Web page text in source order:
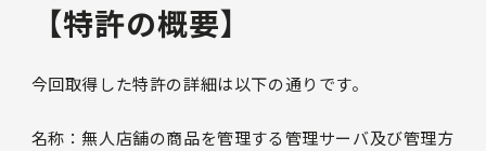
【特許の概要】
今回取得した特許の詳細は以下の通りです。
名称：無人店舗の商品を管理する管理サーバ及び管理方